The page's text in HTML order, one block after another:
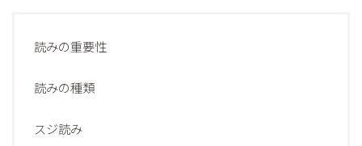
読みの重要性
読みの種類
スジ読み